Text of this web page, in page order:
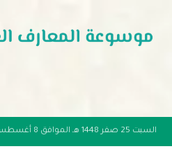
السبت 25 صفر 1448 هـ الموافق 8 أغسطس 2026 مـ